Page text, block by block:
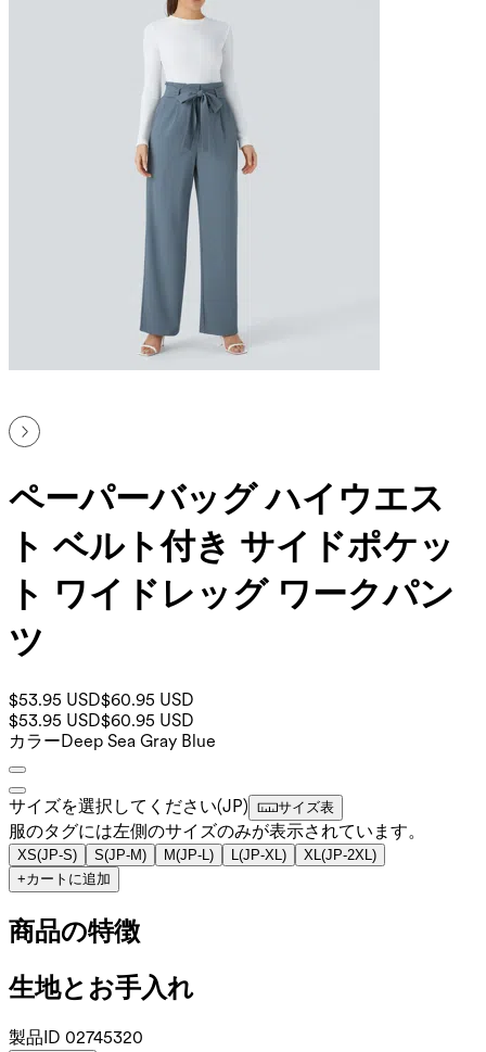
ペーパーバッグ ハイウエス
ト ベルト付き サイドポケッ
ト ワイドレッグ ワークパン
ツ
$53.95 USD$60.95 USD
$53.95 USD$60.95 USD
カラーDeep Sea Gray Blue
サイズを選択してください(JP) サイズ表
服のタグには左側のサイズのみが表示されています。
XS(JP-S) S(JP-M) M(JP-L) L(JP-XL) XL(JP-2XL)
+カートに追加
商品の特徴
生地とお手入れ
製品ID 02745320